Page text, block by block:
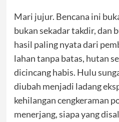
Mari jujur. Bencana ini
bukan sekadar takdir, dan
hasil paling nyata dari
lahan tanpa batas, hutan
dicincang habis. Hulu
diubah menjadi ladang
kehilangan cengkeraman
menerjang, siapa yang